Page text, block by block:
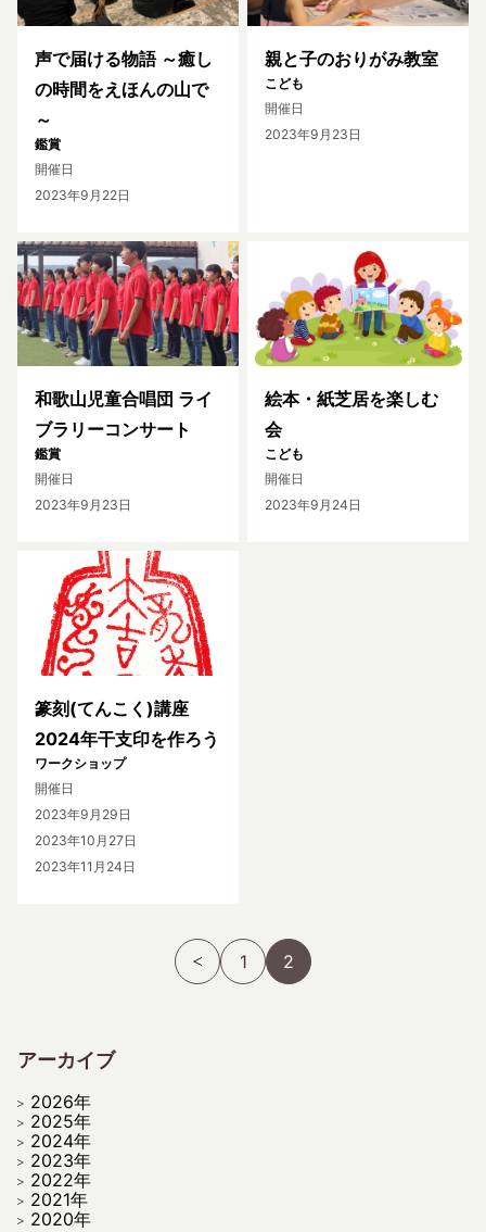
声で届ける物語 ～癒し
の時間をえほんの山で
～
鑑賞
開催日
2023年9月22日
親と子のおりがみ教室
こども
開催日
2023年9月23日
和歌山児童合唱団 ライ
ブラリーコンサート
鑑賞
開催日
2023年9月23日
絵本・紙芝居を楽しむ
会
こども
開催日
2023年9月24日
篆刻(てんこく)講座
2024年干支印を作ろう
ワークショップ
開催日
2023年9月29日
2023年10月27日
2023年11月24日
1 2
アーカイブ
2026年
2025年
2024年
2023年
2022年
2021年
2020年